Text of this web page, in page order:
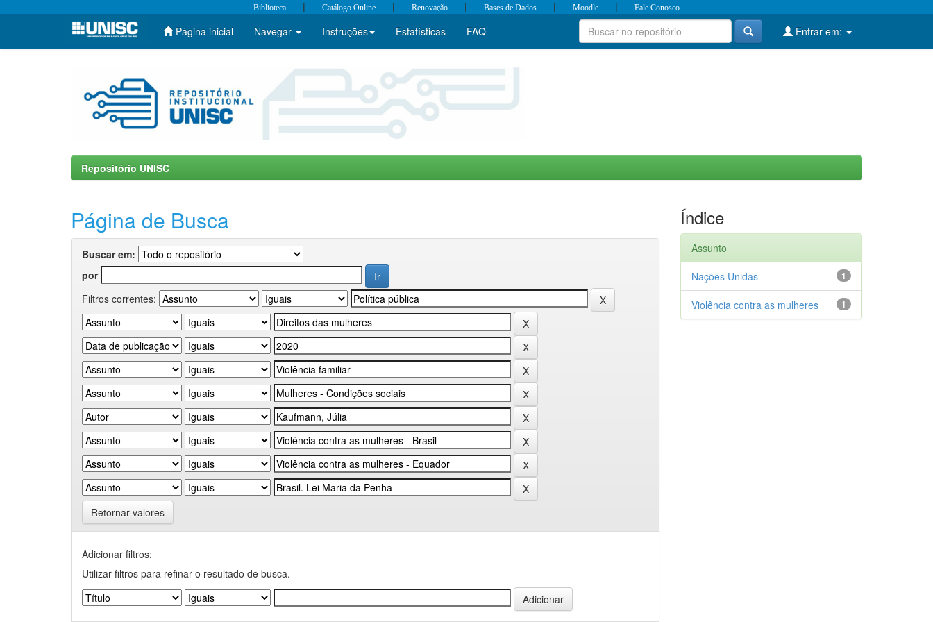
Skip
Biblioteca | Catálogo Online | Renovação | Bases de Dados | Moodle | Fale Conosco
Página inicial Navegar Instruções Estatísticas FAQ Entrar em:
Repositório UNISC
Página de Busca
Buscar em:
por
Filtros correntes:
Retornar valores
Adicionar filtros:
Utilizar filtros para refinar o resultado de busca.
Índice
Assunto
1
Nações Unidas
1
Violência contra as mulheres